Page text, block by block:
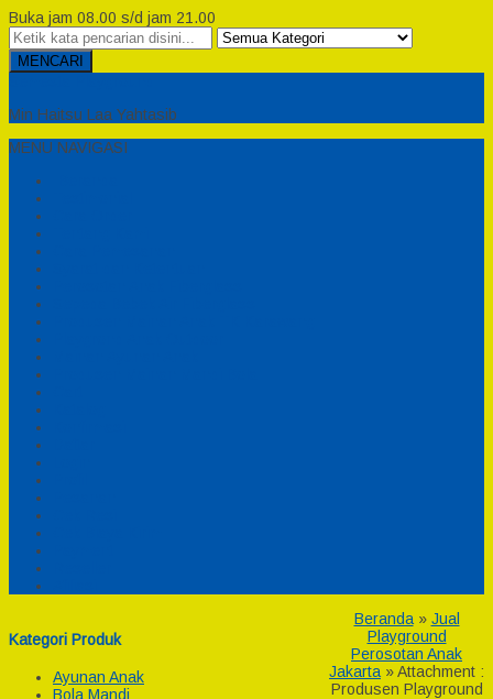
Buka jam 08.00 s/d jam 21.00
MENCARI
Min Haitsu Laa Yahtasib
MENU NAVIGASI
Kategori Produk
Ayunan Anak
Bola Mandi
Beranda» Jual
Playground
Perosotan Anak
Jakarta » Attachment :
Produsen Playground